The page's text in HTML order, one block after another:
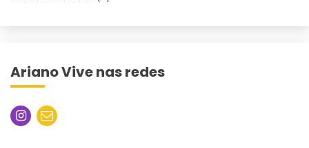
Ariano Vive nas redes